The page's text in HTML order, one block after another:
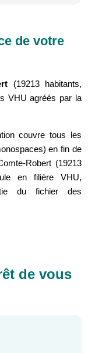
de votre
(19213 habitants,
VHU agréés par la
couvre tous les
en fin de
Robert (19213
en filière VHU,
du fichier des
de vous